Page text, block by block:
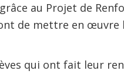
au Projet de
de mettre en œuvre
qui ont fait leur